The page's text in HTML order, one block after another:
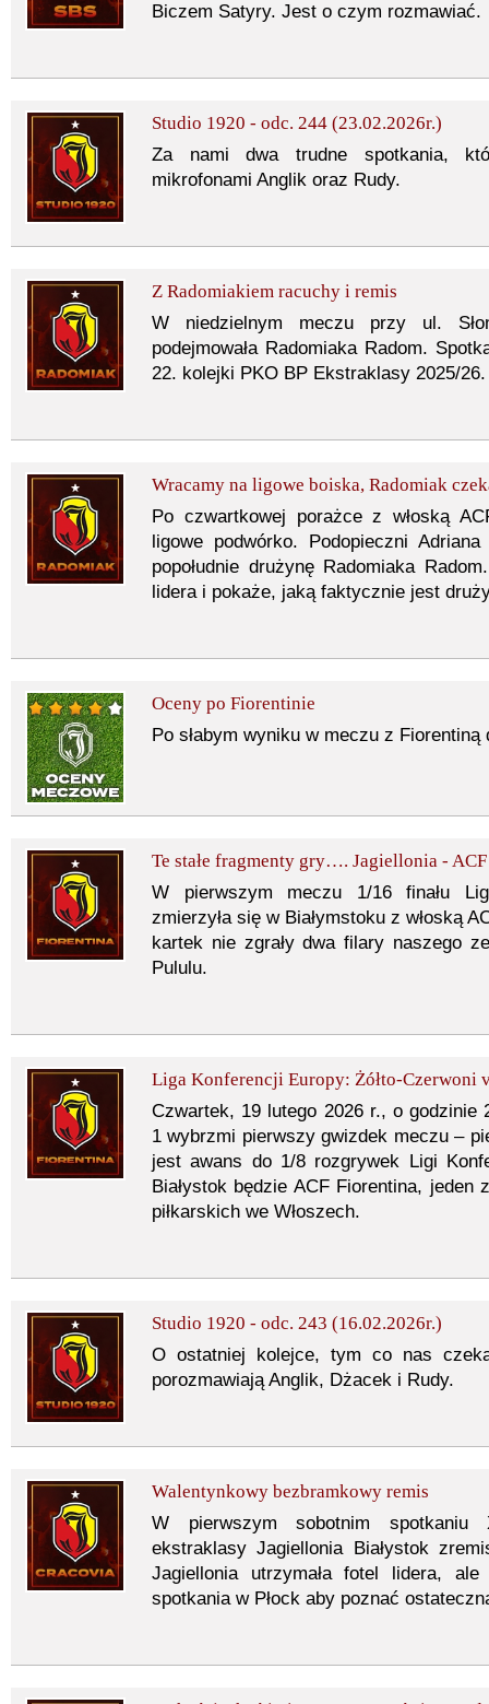
Biczem Satyry. Jest o czym rozmawiać.
Studio 1920 - odc. 244 (23.02.2026r.)
Za nami dwa trudne spotkania,
mikrofonami Anglik oraz Rudy.
Z Radomiakiem racuchy i remis
W niedzielnym meczu przy ul.
podejmowała Radomiaka Radom.
22. kolejki PKO BP Ekstraklasy 2025/26.
Wracamy na ligowe boiska, Radomiak
Po czwartkowej porażce z włoską
ligowe podwórko. Podopieczni
popołudnie drużynę Radomiaka
lidera i pokaże, jaką faktycznie jest
Oceny po Fiorentinie
Po słabym wyniku w meczu z
Te stałe fragmenty gry…. Jagiellonia -
W pierwszym meczu 1/16 finału
zmierzyła się w Białymstoku z włoską
kartek nie zgrały dwa filary naszego
Pululu.
Liga Konferencji Europy: Żółto-Czerwoni
Czwartek, 19 lutego 2026 r., o godzinie
1 wybrzmi pierwszy gwizdek meczu –
jest awans do 1/8 rozgrywek Ligi
Białystok będzie ACF Fiorentina, jeden
piłkarskich we Włoszech.
Studio 1920 - odc. 243 (16.02.2026r.)
O ostatniej kolejce, tym co nas
porozmawiają Anglik, Dżacek i Rudy.
Walentynkowy bezbramkowy remis
W pierwszym sobotnim spotkaniu
ekstraklasy Jagiellonia Białystok
Jagiellonia utrzymała fotel lidera,
spotkania w Płock aby poznać